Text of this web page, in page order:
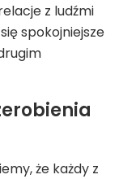
z ludźmi
spokojniejsze
że każdy z